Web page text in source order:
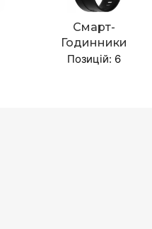
Смарт-
Годинники
Позицій: 6